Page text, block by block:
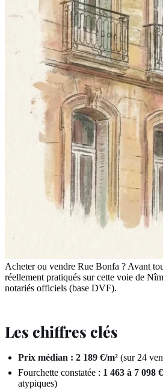
Acheter ou vendre Rue Bonfa ? Avant
réellement pratiqués sur cette voie de
notariés officiels (base DVF).
Les chiffres clés
Prix médian : 2 189 €/m² (sur 24
Fourchette constatée : 1 463 à 7 098
atypiques)